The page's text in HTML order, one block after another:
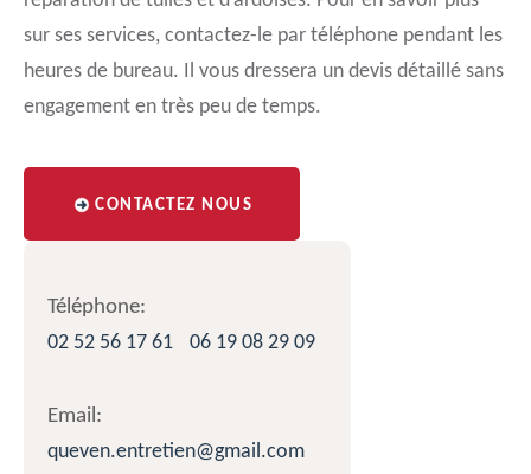
sur ses services, contactez-le par téléphone pendant les
heures de bureau. Il vous dressera un devis détaillé sans
engagement en très peu de temps.
CONTACTEZ NOUS
Téléphone:
02 52 56 17 61
06 19 08 29 09
Email:
queven.entretien@gmail.com